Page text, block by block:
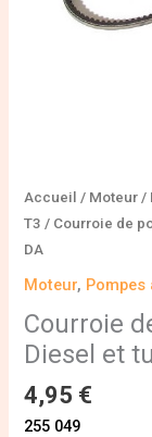
Accueil / Moteur /
T3 / Courroie de
DA
Moteur, Pompes
Courroie
Diesel et
4,95 €
255 049